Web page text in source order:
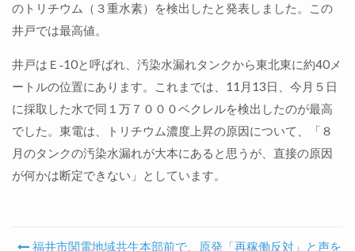
のトリチウム（３重水素）を検出したと発表しました。この
井戸では最高値。
井戸はＥ‐10と呼ばれ、汚染水漏れタンクから東北東に約40メ
ートルの位置にあります。これまでは、11月13日、今月５日
に採取した水で同１万７０００ベクレルを検出したのが最高
でした。東電は、トリチウム濃度上昇の原因について、「８
月のタンクの汚染水漏れが大本にあると思うが、直接の原因
が何かは断定できない」としています。
福井市関電地域共生本部前で、原発「再稼働反対」と声を